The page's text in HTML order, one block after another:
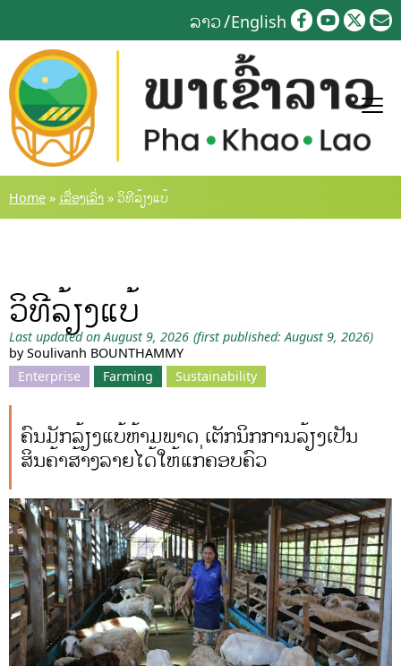
to
content
ລາວ English
Home » ເລື່ອງເລົ່າ » ວິທີລ້ຽງແບ້
ວິທີລ້ຽງແບ້
Last updated on August 9, 2026 (first published: August 9, 2026)
by Soulivanh BOUNTHAMMY
Enterprise
Farming Sustainability
ຄົນມັກລ້ຽງແບ້ຫ້າມພາດ ເຕັກນິກການລ້ຽງເປັນ
ສິນຄ້າສ້າງລາຍໄດ້ໃຫ້ແກ່ຄອບຄົວ